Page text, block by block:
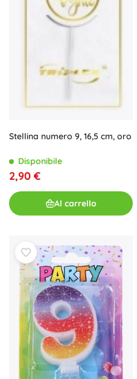
Stellina numero 9, 16,5 cm, oro
Disponibile
2,90 €
Al carrello